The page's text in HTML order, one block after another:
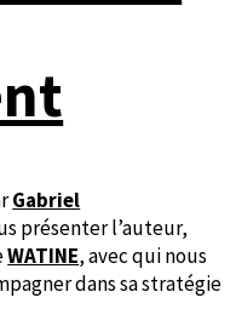
Gabriel
présenter l’auteur,
WATINE, avec qui nous
dans sa stratégie